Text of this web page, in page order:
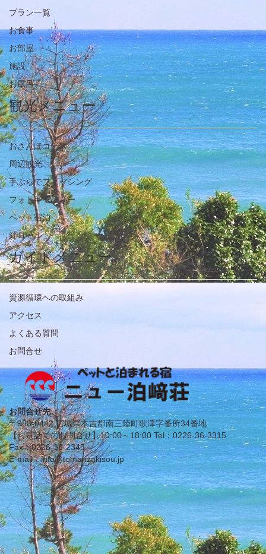
プラン一覧
お食事
お部屋
施設
お風呂
観光メニュー
おさんぽコース
周辺観光
手ぶらでフィッシング
フォトギャラリー
ペット宿泊
絆ロール
ガイドメニュー
資源循環への取組み
アクセス
よくある質問
お問合せ
お問合せ先
〒988-0442 宮城県本吉郡南三陸町歌津字番所34番地
【お電話でのお問合せ】10:00～18:00 Tel：0226-36-3315
Fax：0226-36-2345
E-mail：info@tomarizakisou.jp